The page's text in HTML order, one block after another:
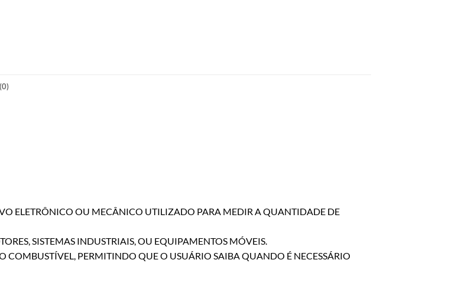
ELETRÔNICO OU MECÂNICO UTILIZADO PARA MEDIR A QUANTIDADE DE
SISTEMAS INDUSTRIAIS, OU EQUIPAMENTOS MÓVEIS.
PERMITINDO QUE O USUÁRIO SAIBA QUANDO É NECESSÁRIO